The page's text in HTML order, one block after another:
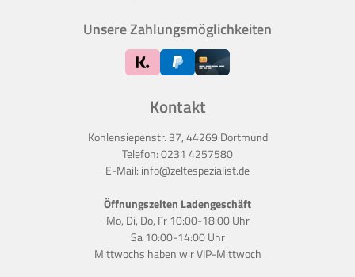
Kontakt
Kohlensiepenstr. 37, 44269 Dortmund
Telefon:0231 4257580
E-Mail: info@zeltespezialist.de
Öffnungszeiten Ladengeschäft
Mo, Di, Do, Fr 10:00-18:00 Uhr
Sa 10:00-14:00 Uhr
Mittwochs haben wirVIP-Mittwoch
Unsere Zahlungsmöglichkeiten